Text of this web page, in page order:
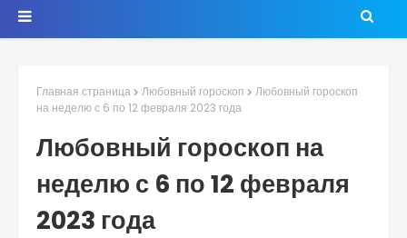
Главная страница Любовный гороскоп
Любовный гороскоп
на неделю с 6 по 12 февраля 2023 года
Любовный гороскоп на
неделю с 6 по 12 февраля
2023 года